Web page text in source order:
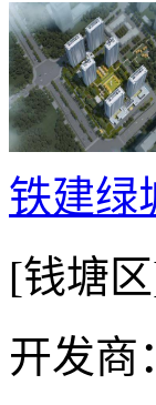
铁建绿
[钱塘
开发商